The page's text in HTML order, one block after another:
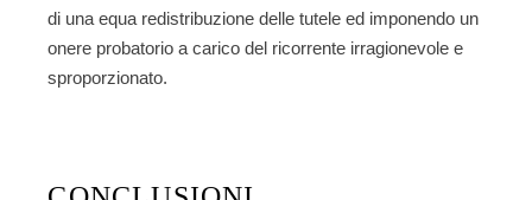
di una equa redistribuzione delle tutele ed imponendo un
onere probatorio a carico del ricorrente irragionevole e
sproporzionato.